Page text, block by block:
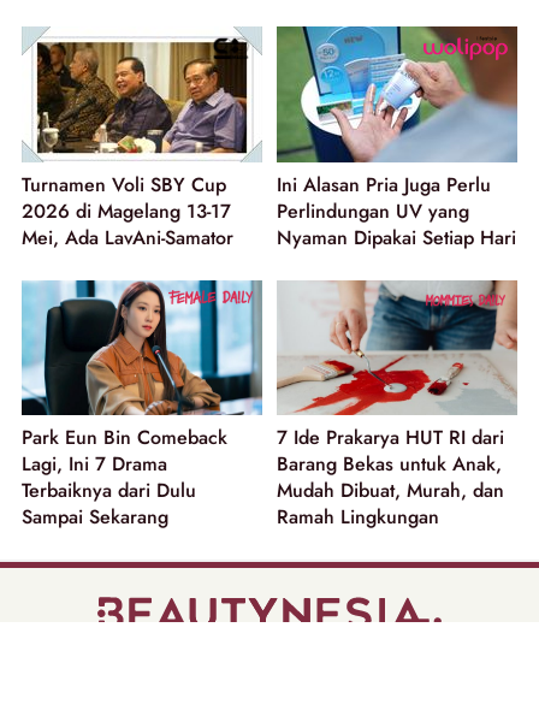
Turnamen Voli SBY Cup
2026 di Magelang 13-17
Mei, Ada LavAni-Samator
Ini Alasan Pria Juga Perlu
Perlindungan UV yang
Nyaman Dipakai Setiap Hari
Park Eun Bin Comeback
Lagi, Ini 7 Drama
Terbaiknya dari Dulu
Sampai Sekarang
7 Ide Prakarya HUT RI dari
Barang Bekas untuk Anak,
Mudah Dibuat, Murah, dan
Ramah Lingkungan
3